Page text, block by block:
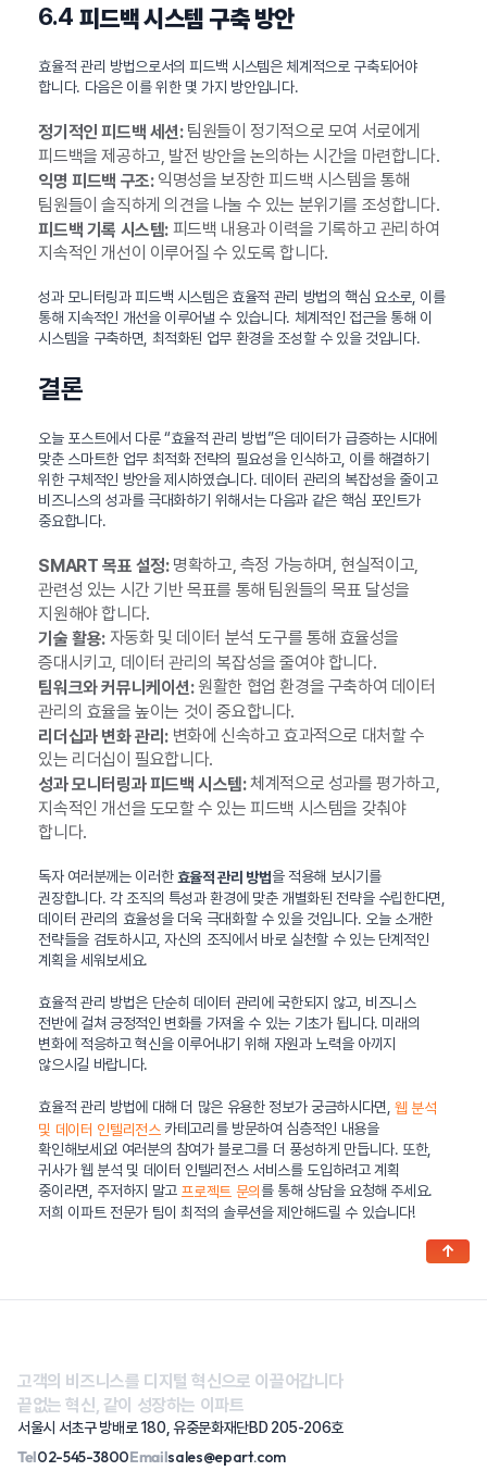
6.4 피드백 시스템 구축 방안
효율적 관리 방법으로서의 피드백 시스템은 체계적으로 구축되어야
합니다. 다음은 이를 위한 몇 가지 방안입니다.
정기적인 피드백 세션:팀원들이 정기적으로 모여 서로에게
피드백을 제공하고, 발전 방안을 논의하는 시간을 마련합니다.
익명 피드백 구조:익명성을 보장한 피드백 시스템을 통해
팀원들이 솔직하게 의견을 나눌 수 있는 분위기를 조성합니다.
피드백 기록 시스템:피드백 내용과 이력을 기록하고 관리하여
지속적인 개선이 이루어질 수 있도록 합니다.
성과 모니터링과 피드백 시스템은 효율적 관리 방법의 핵심 요소로, 이를
통해 지속적인 개선을 이루어낼 수 있습니다. 체계적인 접근을 통해 이
시스템을 구축하면, 최적화된 업무 환경을 조성할 수 있을 것입니다.
결론
오늘 포스트에서 다룬 “효율적 관리 방법”은 데이터가 급증하는 시대에
맞춘 스마트한 업무 최적화 전략의 필요성을 인식하고, 이를 해결하기
위한 구체적인 방안을 제시하였습니다. 데이터 관리의 복잡성을 줄이고
비즈니스의 성과를 극대화하기 위해서는 다음과 같은 핵심 포인트가
중요합니다.
SMART 목표 설정:명확하고, 측정 가능하며, 현실적이고,
관련성 있는 시간 기반 목표를 통해 팀원들의 목표 달성을
지원해야 합니다.
기술 활용:자동화 및 데이터 분석 도구를 통해 효율성을
증대시키고, 데이터 관리의 복잡성을 줄여야 합니다.
팀워크와 커뮤니케이션:원활한 협업 환경을 구축하여 데이터
관리의 효율을 높이는 것이 중요합니다.
리더십과 변화 관리:변화에 신속하고 효과적으로 대처할 수
있는 리더십이 필요합니다.
성과 모니터링과 피드백 시스템:체계적으로 성과를 평가하고,
지속적인 개선을 도모할 수 있는 피드백 시스템을 갖춰야
합니다.
독자 여러분께는 이러한효율적 관리 방법을 적용해 보시기를
권장합니다. 각 조직의 특성과 환경에 맞춘 개별화된 전략을 수립한다면,
데이터 관리의 효율성을 더욱 극대화할 수 있을 것입니다. 오늘 소개한
전략들을 검토하시고, 자신의 조직에서 바로 실천할 수 있는 단계적인
계획을 세워보세요.
효율적 관리 방법은 단순히 데이터 관리에 국한되지 않고, 비즈니스
전반에 걸쳐 긍정적인 변화를 가져올 수 있는 기초가 됩니다. 미래의
변화에 적응하고 혁신을 이루어내기 위해 자원과 노력을 아끼지
않으시길 바랍니다.
효율적 관리 방법에 대해 더 많은 유용한 정보가 궁금하시다면,웹 분석
및 데이터 인텔리전스카테고리를 방문하여 심층적인 내용을
확인해보세요! 여러분의 참여가 블로그를 더 풍성하게 만듭니다. 또한,
귀사가 웹 분석 및 데이터 인텔리전스 서비스를 도입하려고 계획
중이라면, 주저하지 말고 프로젝트 문의 를 통해 상담을 요청해 주세요.
저희 이파트 전문가 팀이 최적의 솔루션을 제안해드릴 수 있습니다!
고객의 비즈니스를 디지털 혁신으로 이끌어갑니다
끝없는 혁신, 같이 성장하는 이파트
서울시 서초구 방배로 180, 유중문화재단BD 205-206호
Tel02-545-3800Emailsales@epart.com
↑